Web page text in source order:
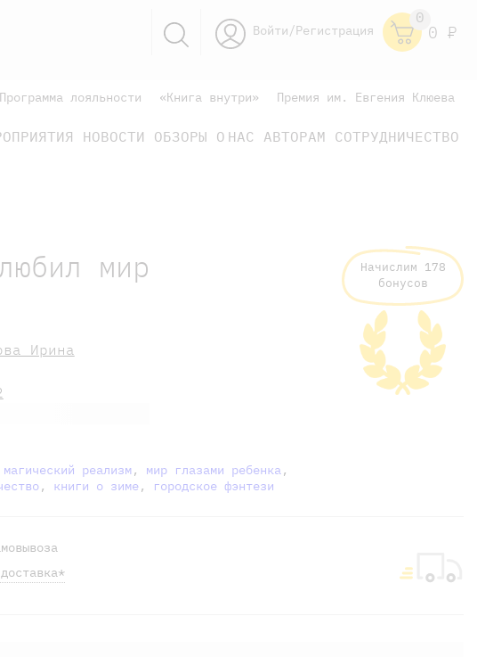
Войти/Регистрация
0
0 Р
Программа лояльности «Книга внутри» Премия им. Евгения Клюева
НОВОСТИ ОБЗОРЫ О НАС АВТОРАМ СОТРУДНИЧЕСТВО
мир
Ирина
Начислим 178
бонусов
магический реализм, мир глазами ребенка,
, книги о зиме, городское фэнтези